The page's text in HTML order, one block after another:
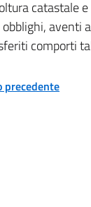
catastale
aventi
comporti
precedente